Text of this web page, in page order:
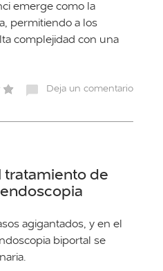
emerge como la
permitiendo a los
complejidad con una
Deja un comentario
tratamiento de
agigantados, y en el
biportal se